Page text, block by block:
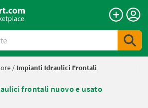
/ Impianti Idraulici Frontali
frontali nuovo e usato